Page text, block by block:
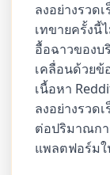
ลงอย่างรวด
เทขายครั้งนี้
อื้อฉาวของบ
เคลื่อนด้วยข้
เนื้อหา
ลงอย่างรวด
ต่อปริมาณกา
แพลตฟอร์ม